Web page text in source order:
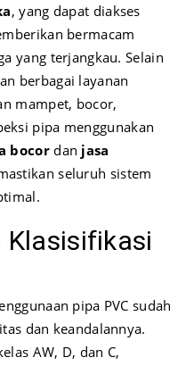
, yang dapat diakses
bermacam
yang terjangkau. Selain
berbagai layanan
mampet, bocor,
pipa menggunakan
bocordan jasa
seluruh sistem
Klasisifikasi
pipa PVC sudah
dan keandalannya.
AW, D, dan C,